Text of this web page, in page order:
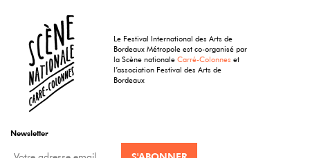
Le Festival International des Arts de
Bordeaux Métropole est co-organisé par
la Scène nationaleCarré-Colonnes et
l’association Festival des Arts de
Bordeaux
Newsletter